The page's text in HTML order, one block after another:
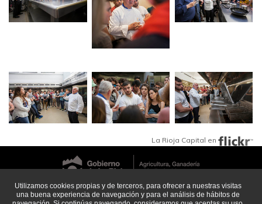
La Rioja Capital en
@ La Rioja Capital. Gobierno de La Rioja.
Utilizamos cookies propias y de terceros, para ofrecer a nuestras visitas
una buena experiencia de navegación y para el análisis de hábitos de